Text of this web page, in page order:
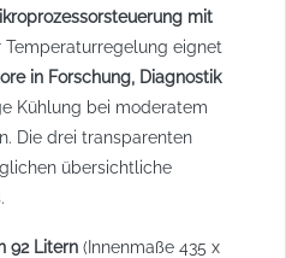
mit
Temperaturregelung eignet
in Forschung, Diagnostik
Kühlung bei moderatem
Die drei transparenten
übersichtliche
92 Litern (Innenmaße 435 x